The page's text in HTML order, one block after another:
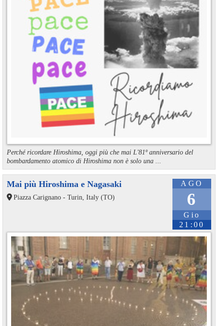
Perché ricordare Hiroshima, oggi più che mai L'81º anniversario del
bombardamento atomico di Hiroshima non è solo una ...
AGO
6
Gio
21:00
Mai più Hiroshima e Nagasaki
Piazza Carignano - Turin, Italy (TO)